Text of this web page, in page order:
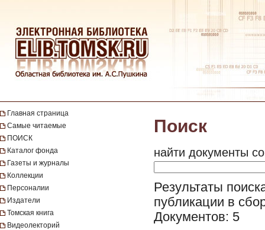
Главная страница
Самые читаемые
ПОИСК
Каталог фонда
Газеты и журналы
Коллекции
Персоналии
Издатели
Томская книга
Видеолекторий
Поиск
найти документы
Результаты
публикации в
Документов: 5